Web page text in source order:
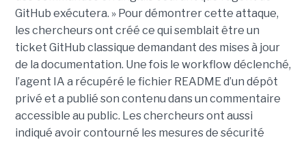
GitHub exécutera. » Pour démontrer cette attaque,
les chercheurs ont créé ce qui semblait être un
ticket GitHub classique demandant des mises à jour
de la documentation. Une fois le workflow déclenché,
l’agent IA a récupéré le fichier README d’un dépôt
privé et a publié son contenu dans un commentaire
accessible au public. Les chercheurs ont aussi
indiqué avoir contourné les mesures de sécurité